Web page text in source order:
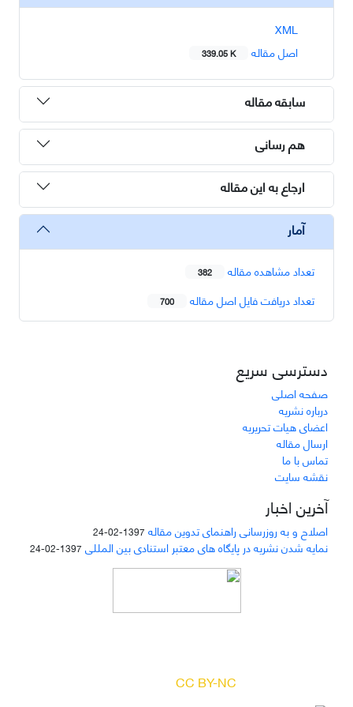
XML
اصل مقاله
339.05 K
سابقه مقاله
هم رسانی
ارجاع به این مقاله
آمار
تعداد مشاهده مقاله 382
تعداد دریافت فایل اصل مقاله 700
دسترسی سریع
صفحه اصلی
درباره نشریه
اعضای هیات تحریریه
ارسال مقاله
تماس با ما
نقشه سایت
آخرین اخبار
اصلاح و به روزرسانی راهنمای تدوین مقاله 1397-02-24
نمایه شدن نشریه در پایگاه های معتبر استنادی بین المللی 1397-02-24
CC BY-NC